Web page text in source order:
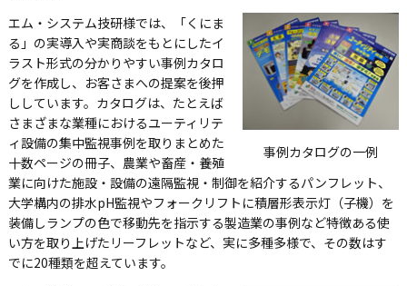
事例カタログの一例
エム・システム技研様では、「くにま
る」の実導入や実商談をもとにしたイ
ラスト形式の分かりやすい事例カタロ
グを作成し、お客さまへの提案を後押
ししています。カタログは、たとえば
さまざまな業種におけるユーティリテ
ィ設備の集中監視事例を取りまとめた
十数ページの冊子、農業や畜産・養殖
業に向けた施設・設備の遠隔監視・制御を紹介するパンフレット、
大学構内の排水pH監視やフォークリフトに積層形表示灯（子機）を
装備しランプの色で移動先を指示する製造業の事例など特徴ある使
い方を取り上げたリーフレットなど、実に多種多様で、その数はす
でに20種類を超えています。